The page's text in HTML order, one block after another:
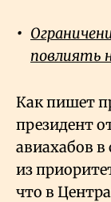
повлиять
Как пишет
президент
авиахабов в
из
что в